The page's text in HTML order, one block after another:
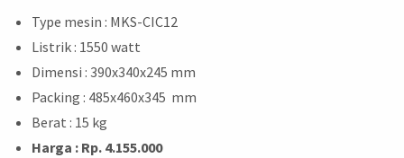
Type mesin : MKS-CIC12
Listrik : 1550 watt
Dimensi : 390x340x245 mm
Packing : 485x460x345 mm
Berat : 15 kg
Harga : Rp. 4.155.000